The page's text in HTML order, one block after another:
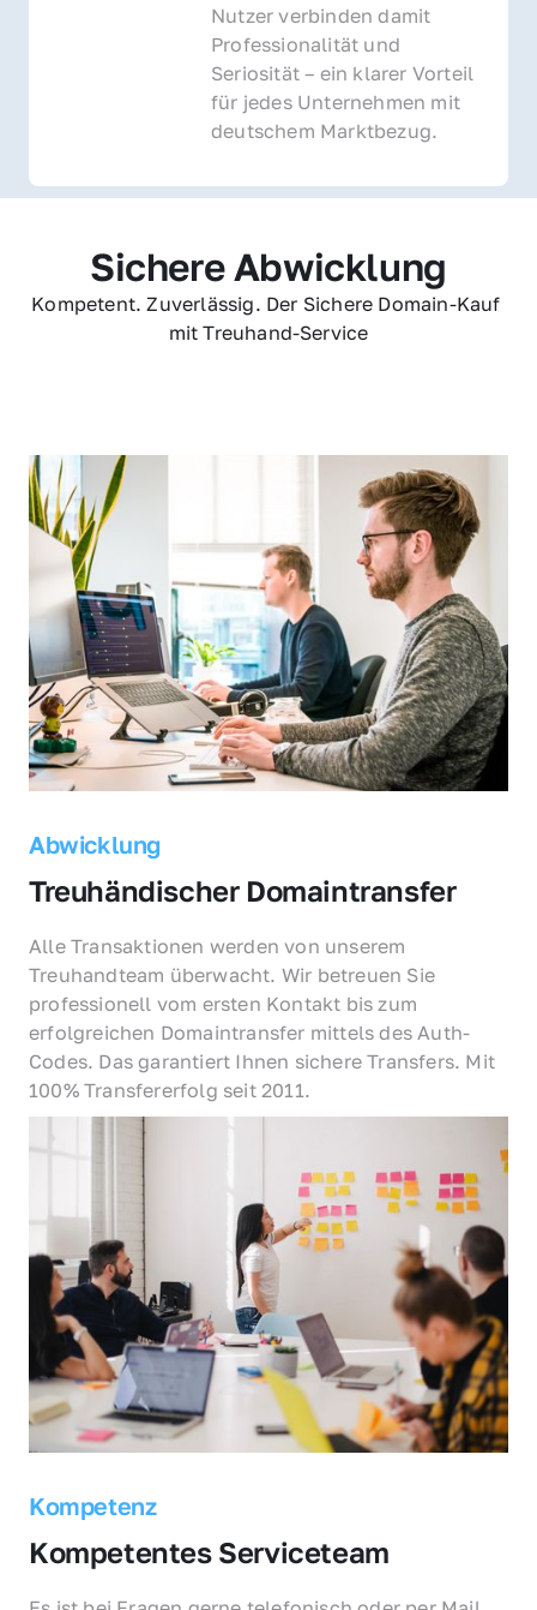
Nutzer verbinden damit
Professionalität und
Seriosität – ein klarer Vorteil
für jedes Unternehmen mit
deutschem Marktbezug.
Sichere Abwicklung
Kompetent. Zuverlässig. Der Sichere Domain-Kauf
mit Treuhand-Service
Abwicklung
Treuhändischer Domaintransfer
Alle Transaktionen werden von unserem
Treuhandteam überwacht. Wir betreuen Sie
professionell vom ersten Kontakt bis zum
erfolgreichen Domaintransfer mittels des Auth-
Codes. Das garantiert Ihnen sichere Transfers. Mit
100% Transfererfolg seit 2011.
Kompetenz
Kompetentes Serviceteam